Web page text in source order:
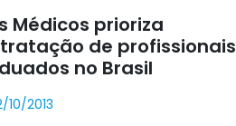
Médicos prioriza
de profissionais
no Brasil
10/2013